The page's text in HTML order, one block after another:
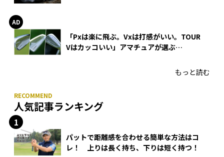
「Pxは楽に飛ぶ。Vxは打感がいい。TOUR
Vはカッコいい」アマチュアが選ぶ
もっと読む
人気記事ランキング
パットで距離感を合わせる簡単な方法はコ
レ！ 上りは長く持ち、下りは短く持つ！